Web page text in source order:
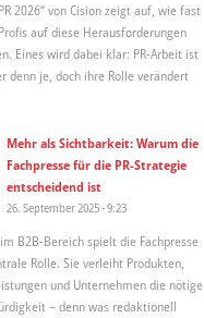
2026“ von Cision zeigt auf, wie fast
auf diese Herausforderungen
Eines wird dabei klar: PR-Arbeit ist
denn je, doch ihre Rolle verändert
Mehr als Sichtbarkeit: Warum die
Fachpresse für die PR-Strategie
entscheidend ist
26. September 2025 - 9:23
B2B-Bereich spielt die Fachpresse
Rolle. Sie verleiht Produkten,
und Unternehmen die nötige
– denn was redaktionell